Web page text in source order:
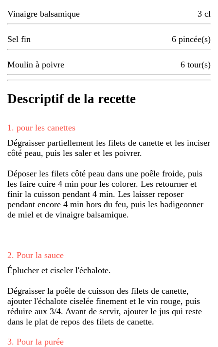
Vinaigre balsamique 3 cl
Sel fin 6 pincée(s)
Moulin à poivre 6 tour(s)
Descriptif de la recette
1 . pour les canettes
Dégraisser partiellement les filets de canette et les inciser
côté peau, puis les saler et les poivrer.
Déposer les filets côté peau dans une poêle froide, puis
les faire cuire 4 min pour les colorer. Les retourner et
finir la cuisson pendant 4 min. Les laisser reposer
pendant encore 4 min hors du feu, puis les badigeonner
de miel et de vinaigre balsamique.
2. Pour la sauce
Éplucher et ciseler l'échalote.
Dégraisser la poêle de cuisson des filets de canette,
ajouter l'échalote ciselée finement et le vin rouge, puis
réduire aux 3/4. Avant de servir, ajouter le jus qui reste
dans le plat de repos des filets de canette.
3. Pour la purée